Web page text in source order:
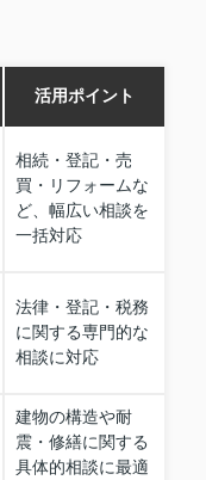
活用ポイント
相続・登記・売
買・リフォームな
ど、幅広い相談を
一括対応
法律・登記・税務
に関する専門的な
相談に対応
建物の構造や耐
震・修繕に関する
具体的相談に最適